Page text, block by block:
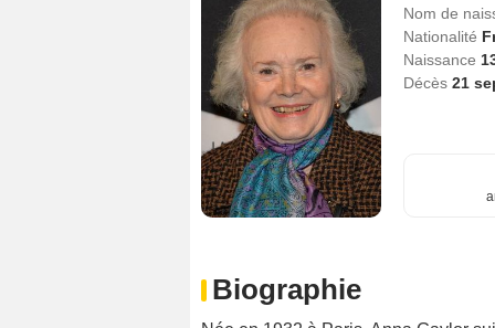
Nom de
Nationalité
Naissance
Décès 21
Biographie